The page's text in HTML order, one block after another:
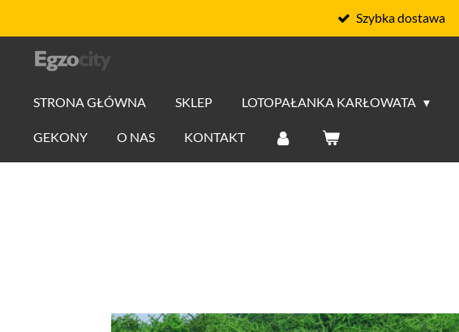
do
głównej
Szybka dostawa
STRONA GŁÓWNA SKLEP LOTOPAŁANKA KARŁOWATA
GEKONY O NAS KONTAKT